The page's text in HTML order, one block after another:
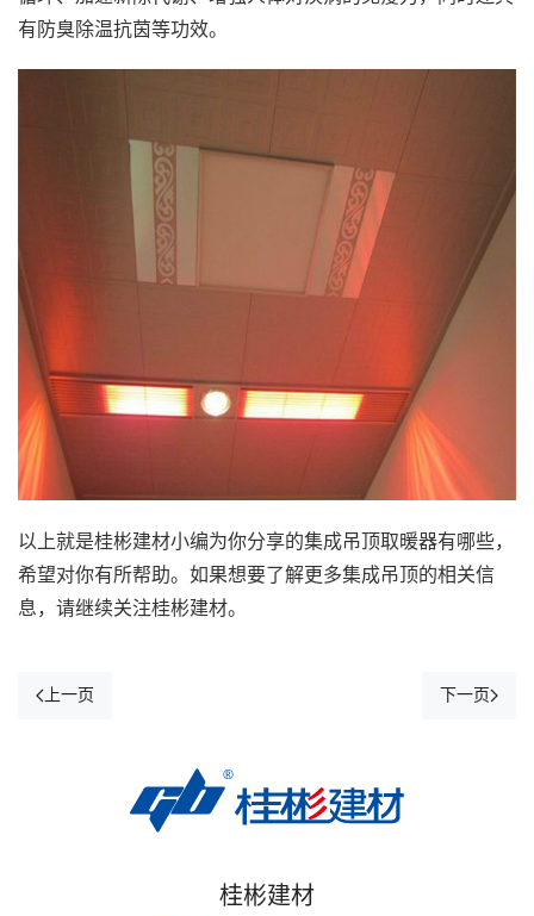
有防臭除温抗茵等功效。
以上就是桂彬建材小编为你分享的集成吊顶取暖器有哪些，
希望对你有所帮助。如果想要了解更多集成吊顶的相关信
息，请继续关注桂彬建材。
上一页 下一页
桂彬建材